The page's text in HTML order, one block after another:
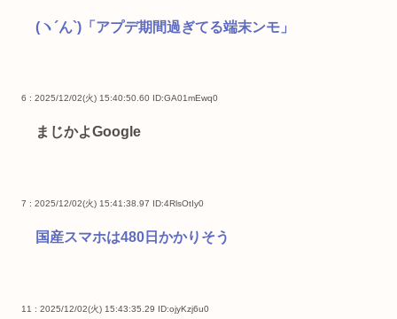
(ヽ´ん`)「アプデ期間過ぎてる端末ンモ」
6 : 2025/12/02(火) 15:40:50.60 ID:GA01mEwq0
まじかよGoogle
7 : 2025/12/02(火) 15:41:38.97 ID:4RlsOtIy0
国産スマホは480日かかりそう
11 : 2025/12/02(火) 15:43:35.29 ID:ojyKzj6u0